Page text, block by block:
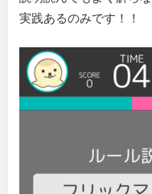
実践あるのみです！！